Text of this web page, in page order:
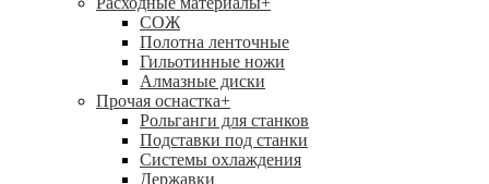
СОЖ
Полотна ленточные
Гильотинные ножи
Алмазные диски
Прочая оснастка+
Рольганги для станков
Подставки под станки
Системы охлаждения
Державки